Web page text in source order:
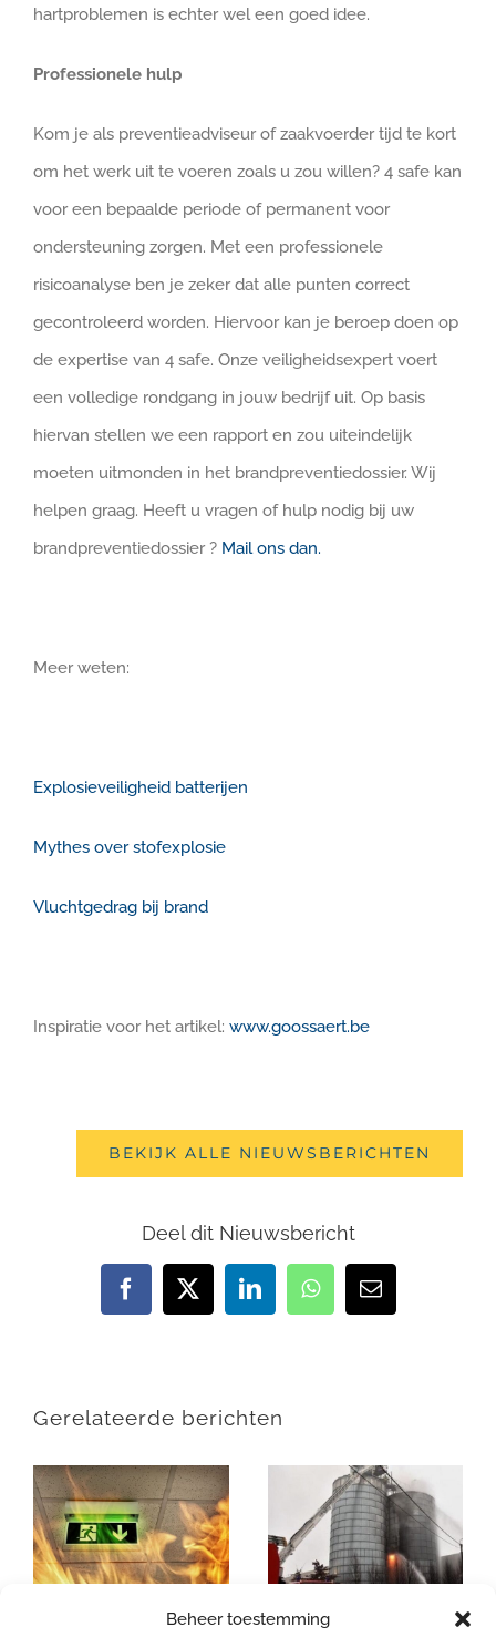
Beheer toestemming
hartproblemen is echter wel een goed idee.
Professionele hulp
Kom je als preventieadviseur of zaakvoerder tijd te kort
om het werk uit te voeren zoals u zou willen? 4 safe kan
voor een bepaalde periode of permanent voor
ondersteuning zorgen. Met een professionele
risicoanalyse ben je zeker dat alle punten correct
gecontroleerd worden. Hiervoor kan je beroep doen op
de expertise van 4 safe. Onze veiligheidsexpert voert
een volledige rondgang in jouw bedrijf uit. Op basis
hiervan stellen we een rapport en zou uiteindelijk
moeten uitmonden in het brandpreventiedossier. Wij
helpen graag. Heeft u vragen of hulp nodig bij uw
brandpreventiedossier ? Mail ons dan.
Meer weten:
Explosieveiligheid batterijen
Mythes over stofexplosie
Vluchtgedrag bij brand
Inspiratie voor het artikel: www.goossaert.be
BEKIJK ALLE NIEUWSBERICHTEN
Deel dit Nieuwsbericht
Facebook
X LinkedInWhatsApp
E-
mail
Gerelateerde berichten